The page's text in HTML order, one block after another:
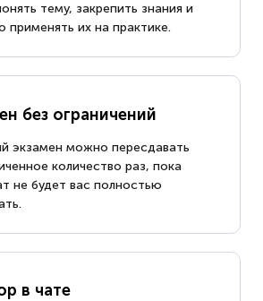
тему, закрепить знания и
применять их на практике.
без ограничений
экзамен можно пересдавать
количество раз, пока
не будет вас полностью
в чате